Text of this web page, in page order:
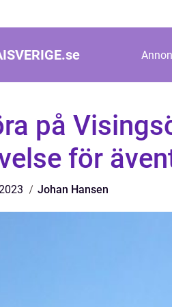
se
på
för
Johan Hansen